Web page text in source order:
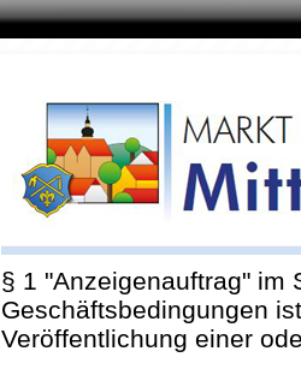
§ 1 "Anzeigenauftrag" im
Geschäftsbedingungen
Veröffentlichung einer